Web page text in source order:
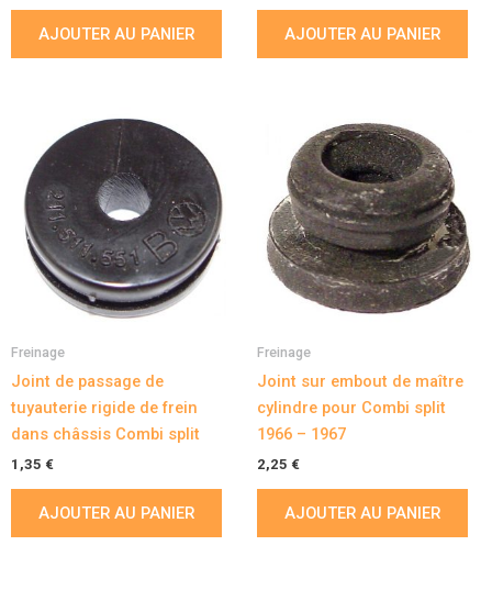
AJOUTER AU PANIER AJOUTER AU PANIER
Freinage
Joint de passage de
tuyauterie rigide de frein
dans châssis Combi split
1,35 €
AJOUTER AU PANIER
Freinage
Joint sur embout de maître
cylindre pour Combi split
1966 – 1967
2,25 €
AJOUTER AU PANIER